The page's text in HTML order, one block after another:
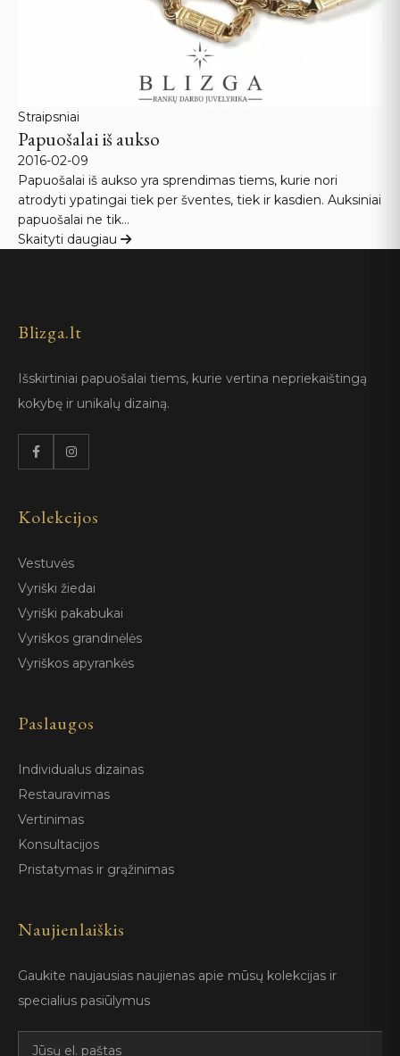
Straipsniai
Papuošalai iš aukso
2016-02-09
Papuošalai iš aukso yra sprendimas tiems, kurie nori
atrodyti ypatingai tiek per šventes, tiek ir kasdien. Auksiniai
papuošalai ne tik…
Skaityti daugiau
Blizga.lt
Išskirtiniai papuošalai tiems, kurie vertina nepriekaištingą
kokybę ir unikalų dizainą.
Kolekcijos
Vestuvės
Vyriški žiedai
Vyriški pakabukai
Vyriškos grandinėlės
Vyriškos apyrankės
Paslaugos
Individualus dizainas
Restauravimas
Vertinimas
Konsultacijos
Pristatymas ir grąžinimas
Naujienlaiškis
Gaukite naujausias naujienas apie mūsų kolekcijas ir
specialius pasiūlymus